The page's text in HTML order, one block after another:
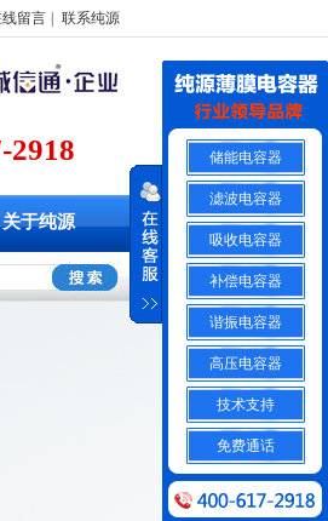
留言 联系纯源
2918
关于纯源
储能电容器
滤波电容器
吸收电容器
补偿电容器
谐振电容器
高压电容器
技术支持
免费通话